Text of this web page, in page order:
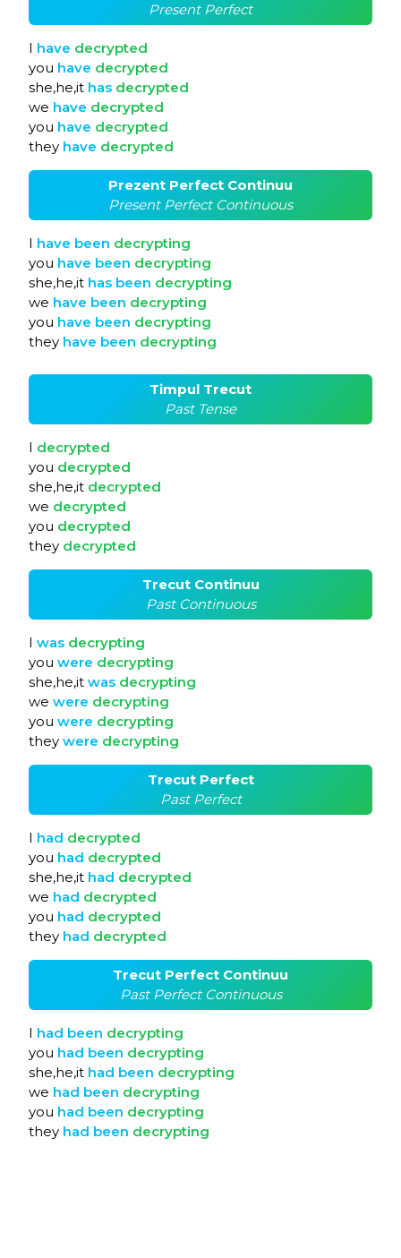
Present Perfect
I have decrypted
you have decrypted
she,he,it has decrypted
we have decrypted
you have decrypted
they have decrypted
Prezent Perfect Continuu
Present Perfect Continuous
I have been decrypting
you have been decrypting
she,he,it has been decrypting
we have been decrypting
you have been decrypting
they have been decrypting
Timpul Trecut
Past Tense
I decrypted
you decrypted
she,he,it decrypted
we decrypted
you decrypted
they decrypted
Trecut Continuu
Past Continuous
I was decrypting
you were decrypting
she,he,it was decrypting
we were decrypting
you were decrypting
they were decrypting
Trecut Perfect
Past Perfect
I had decrypted
you had decrypted
she,he,it had decrypted
we had decrypted
you had decrypted
they had decrypted
Trecut Perfect Continuu
Past Perfect Continuous
I had been decrypting
you had been decrypting
she,he,it had been decrypting
we had been decrypting
you had been decrypting
they had been decrypting